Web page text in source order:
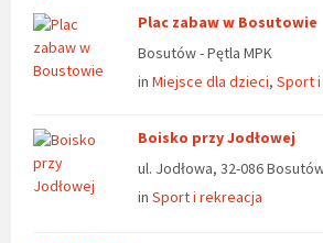
Plac zabaw w Bosutowie
Bosutów - Pętla MPK
in Miejsce dla dzieci, Sport
Boisko przy Jodłowej
ul. Jodłowa, 32-086
in Sport i rekreacja